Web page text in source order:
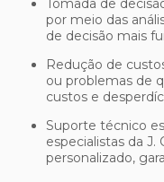
Tomada de decisão embasada: As informações obtidas
por meio das
de decisão mais
Redução de custos: A identificação precoce de desvios
ou problemas de
custos e
Suporte técnico especializado: A equipe de
especialistas da
personalizado,